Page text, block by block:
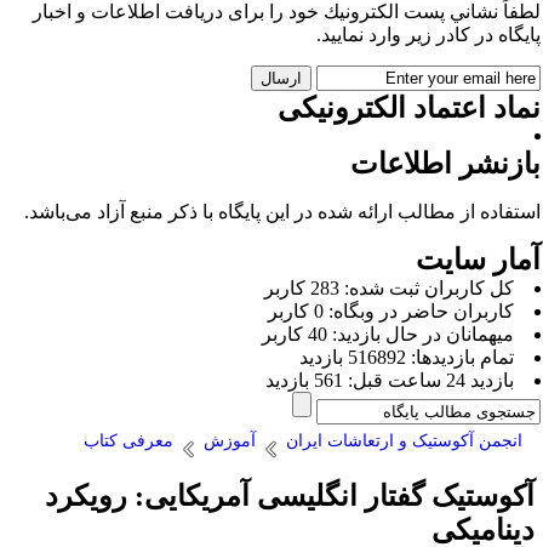
نشاني پست الكترونيك خود را برای دريافت اطلاعات و اخبار
در كادر زير وارد نمایید.
اعتماد الکترونیکی
اطلاعات
از مطالب ارائه شده در این پایگاه با ذکر منبع آزاد می‌باشد.
سایت
كل کاربران ثبت شده: 283 کاربر
کاربران حاضر در وبگاه: 0 کاربر
ميهمانان در حال بازديد: 40 کاربر
تمام بازديد‌ها: 516892 بازدید
بازديد 24 ساعت قبل: 561 بازدید
انجمن آکوستیک و ارتعاشات ایران آموزش معرفی کتاب
گفتار انگلیسی آمریکایی: رویکرد